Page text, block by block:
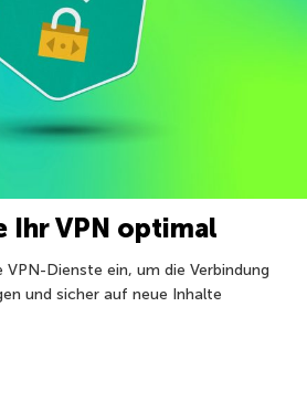
Ihr VPN optimal
Dienste ein, um die Verbindung
und sicher auf neue Inhalte